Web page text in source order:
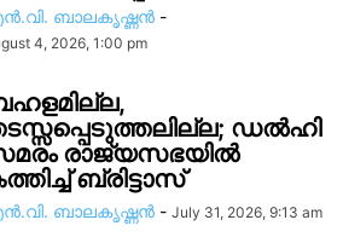
ബാലകൃഷ്ണൻ -
4, 2026, 1:00 pm
ഡൽഹി
രാജ്യസഭയിൽ
ബ്രിട്ടാസ്
ബാലകൃഷ്ണൻ - July 31, 2026, 9:13 am